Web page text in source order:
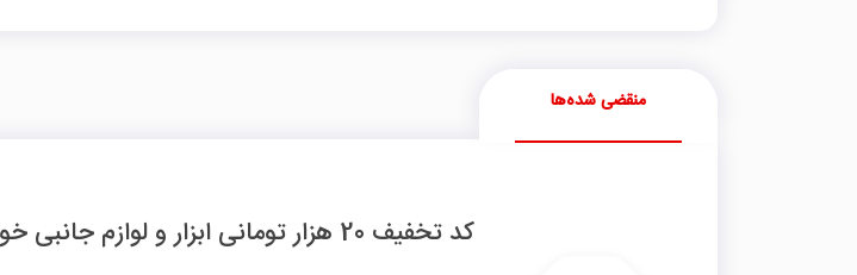
منقضی شده‌ها
کد تخفیف 20 هزار تومانی ابزار و لوازم جانبی خودرو نیکابازار